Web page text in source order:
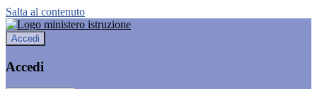
Salta al contenuto
Accedi
Accedi